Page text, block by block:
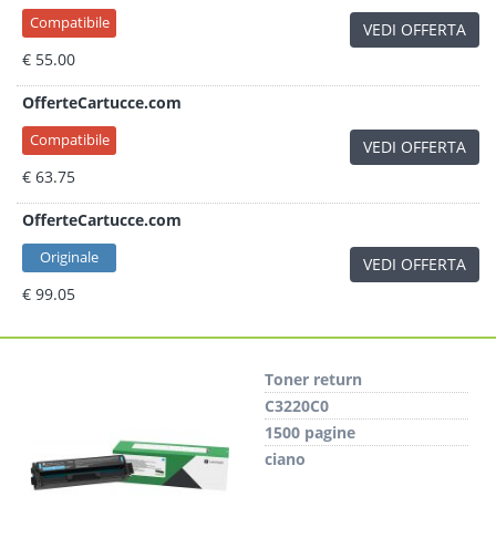
Compatibile
€ 55.00
VEDI OFFERTA
OfferteCartucce.com
Compatibile
€ 63.75
VEDI OFFERTA
OfferteCartucce.com
Originale
€ 99.05
VEDI OFFERTA
Toner return
C3220C0
1500 pagine
ciano